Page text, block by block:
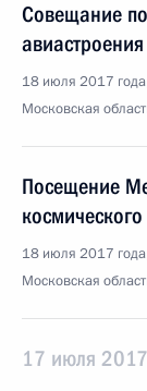
Совещание
авиастроения
18 июля 2017
Московская
Посещение
18 июля 2017
Московская
17 июля